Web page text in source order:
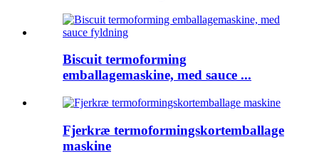
Biscuit termoforming
emballagemaskine, med sauce ...
Fjerkræ termoformingskortemballage
maskine